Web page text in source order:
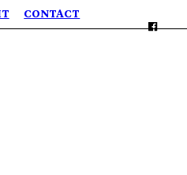
CONTACT